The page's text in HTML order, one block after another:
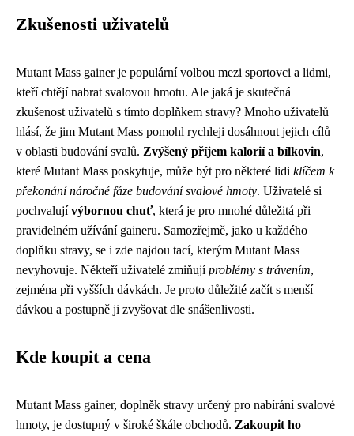
Zkušenosti uživatelů
Mutant Mass gainer je populární volbou mezi sportovci a lidmi,
kteří chtějí nabrat svalovou hmotu. Ale jaká je skutečná
zkušenost uživatelů s tímto doplňkem stravy? Mnoho uživatelů
hlásí, že jim Mutant Mass pomohl rychleji dosáhnout jejich cílů
v oblasti budování svalů. Zvýšený příjem kalorií a bílkovin,
které Mutant Mass poskytuje, může být pro některé lidi klíčem k
překonání náročné fáze budování svalové hmoty. Uživatelé si
pochvalujívýbornou chuť, která je pro mnohé důležitá při
pravidelném užívání gaineru. Samozřejmě, jako u každého
doplňku stravy, se i zde najdou tací, kterým Mutant Mass
nevyhovuje. Někteří uživatelé zmiňujíproblémy s trávením,
zejména při vyšších dávkách. Je proto důležité začít s menší
dávkou a postupně ji zvyšovat dle snášenlivosti.
Kde koupit a cena
Mutant Mass gainer, doplněk stravy určený pro nabírání svalové
hmoty, je dostupný v široké škále obchodů. Zakoupit ho